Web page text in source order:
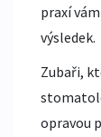
praxí
výsledek.
Zubaři,
opravou